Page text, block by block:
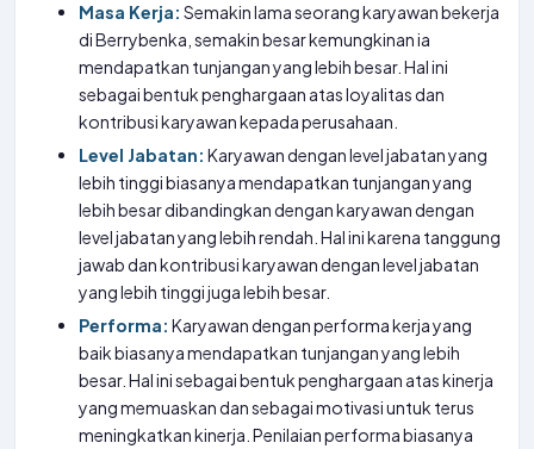
Masa Kerja: Semakin lama seorang karyawan bekerja
di Berrybenka, semakin besar kemungkinan ia
mendapatkan tunjangan yang lebih besar. Hal ini
sebagai bentuk penghargaan atas loyalitas dan
kontribusi karyawan kepada perusahaan.
Level Jabatan: Karyawan dengan level jabatan yang
lebih tinggi biasanya mendapatkan tunjangan yang
lebih besar dibandingkan dengan karyawan dengan
level jabatan yang lebih rendah. Hal ini karena tanggung
jawab dan kontribusi karyawan dengan level jabatan
yang lebih tinggi juga lebih besar.
Performa: Karyawan dengan performa kerja yang
baik biasanya mendapatkan tunjangan yang lebih
besar. Hal ini sebagai bentuk penghargaan atas kinerja
yang memuaskan dan sebagai motivasi untuk terus
meningkatkan kinerja. Penilaian performa biasanya